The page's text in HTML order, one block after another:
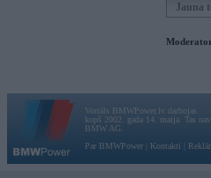
Jauna
Vortāls BMWPower.lv darbojas
kopš 2002. gada 14. maija. Tas
BMW AG.
Par BMWPower
Kontakti